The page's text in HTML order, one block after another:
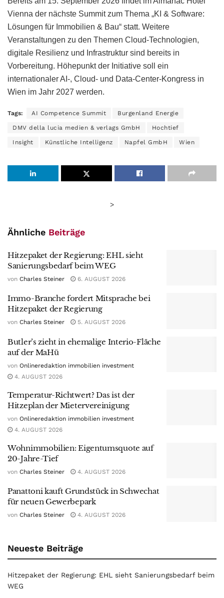
Vienna der nächste Summit zum Thema „KI & Software:
Lösungen für Immobilien & Bau“ statt. Weitere
Veranstaltungen zu den Themen Cloud-Technologien,
digitale Resilienz und Infrastruktur sind bereits in
Vorbereitung. Höhepunkt der Initiative soll ein
internationaler AI-, Cloud- und Data-Center-Kongress in
Wien im Jahr 2027 werden.
Tags: AI Competence Summit Burgenland Energie
DMV della lucia medien & verlags GmbH Hochtief
Insight Künstliche Intelligenz Napfel GmbH Wien
>
Ähnliche Beiträge
Hitzepaket der Regierung: EHL sieht
Sanierungsbedarf beim WEG
von Charles Steiner 6. AUGUST 2026
Immo-Branche fordert Mitsprache bei
Hitzepaket der Regierung
von Charles Steiner 5. AUGUST 2026
Butler’s zieht in ehemalige Interio-Fläche
auf der MaHü
von Onlineredaktion immobilien investment
4. AUGUST 2026
Temperatur-Richtwert? Das ist der
Hitzeplan der Mietervereinigung
von Onlineredaktion immobilien investment
4. AUGUST 2026
Wohnimmobilien: Eigentumsquote auf
20-Jahre-Tief
von Charles Steiner 4. AUGUST 2026
Panattoni kauft Grundstück in Schwechat
für neuen Gewerbepark
von Charles Steiner 4. AUGUST 2026
Neueste Beiträge
Hitzepaket der Regierung: EHL sieht Sanierungsbedarf beim
WEG